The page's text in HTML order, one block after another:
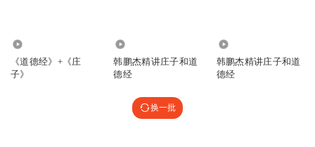
《道德经》+《庄
子》
韩鹏杰精讲庄子和道
德经
韩鹏杰精讲庄子和道
德经
换一批